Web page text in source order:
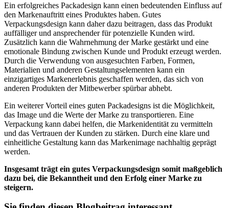
Ein erfolgreiches Packadesign kann einen bedeutenden Einfluss auf
den Markenauftritt eines Produktes haben. Gutes
Verpackungsdesign kann daher dazu beitragen, dass das Produkt
auffälliger und ansprechender für potenzielle Kunden wird.
Zusätzlich kann die Wahrnehmung der Marke gestärkt und eine
emotionale Bindung zwischen Kunde und Produkt erzeugt werden.
Durch die Verwendung von ausgesuchten Farben, Formen,
Materialien und anderen Gestaltungselementen kann ein
einzigartiges Markenerlebnis geschaffen werden, das sich von
anderen Produkten der Mitbewerber spürbar abhebt.
Ein weiterer Vorteil eines guten Packadesigns ist die Möglichkeit,
das Image und die Werte der Marke zu transportieren. Eine
Verpackung kann dabei helfen, die Markenidentität zu vermitteln
und das Vertrauen der Kunden zu stärken. Durch eine klare und
einheitliche Gestaltung kann das Markenimage nachhaltig geprägt
werden.
Insgesamt trägt ein gutes Verpackungsdesign somit maßgeblich
dazu bei, die Bekanntheit und den Erfolg einer Marke zu
steigern.